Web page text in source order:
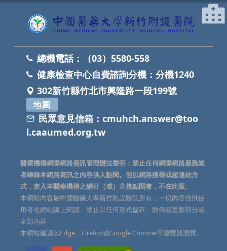
總機電話：
（03）5580-558
健康檢查中心自費諮詢分機： 分機1240
302新竹縣竹北市興隆路一段199號
地圖
民眾意見信箱： cmuhch.answer@too
l.caaumed.org.tw
醫療機構網際網路資訊管理辦法聲明：禁止任何網際網路服務業
者轉錄本網路資訊之內容供人點閱。但以網路搜尋或超連結方
式，進入本醫療機構之網址（域）直接點閱者，不在此限。
本網站內容屬中國醫藥大學新竹附設醫院所有，一切內容僅供使
用者在網站線上閱讀，禁止以任何形式儲存、散佈或重製部分或
全部內容
本網站建議以Edge、Firefox或Google Chrome等瀏覽器瀏覽。